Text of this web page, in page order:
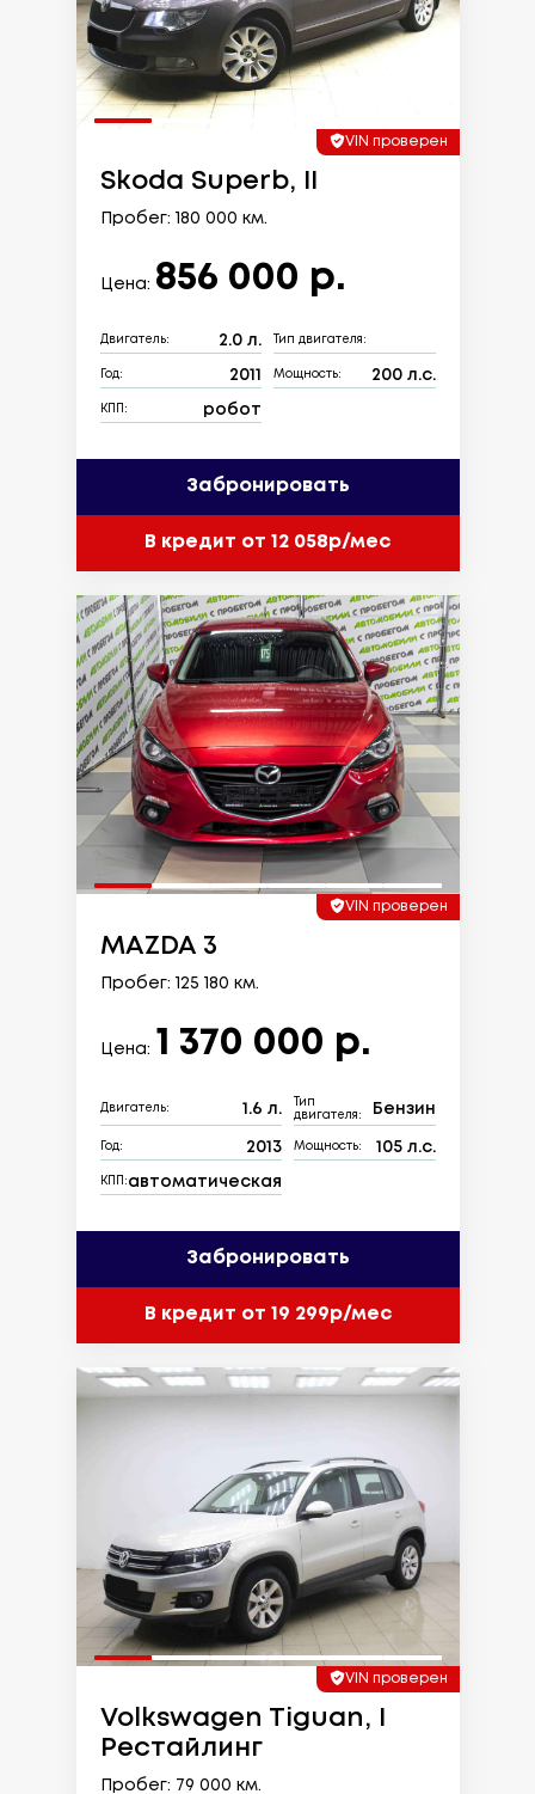
VIN проверен
Skoda Superb, II
Пробег: 180 000 км.
Цена: 856 000 р.
Двигатель: 2.0 л. Тип двигателя:
Год: 2011 Мощность: 200 л.с.
КПП: робот
Забронировать
В кредит от 12 058р/мес
VIN проверен
MAZDA 3
Пробег: 125 180 км.
Цена: 1 370 000 р.
Двигатель: 1.6 л.
Тип
двигателя:
Бензин
Год: 2013 Мощность: 105 л.с.
КПП: автоматическая
Забронировать
В кредит от 19 299р/мес
VIN проверен
Volkswagen Tiguan, I
Рестайлинг
Пробег: 79 000 км.